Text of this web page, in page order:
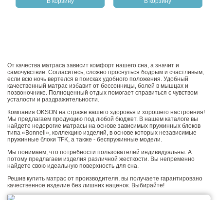
От качества матраса зависит комфорт нашего сна, а значит и
самочувствие. Согласитесь, сложно проснуться бодрым и счастливым,
если всю ночь вертелся в поисках удобного положения. Удобный
качественный матрас избавит от бессонницы, болей в мышцах и
позвоночнике. Полноценный отдых помогает справиться с чувством
усталости и раздражительности.
Компания OKSON на страже вашего здоровья и хорошего настроения!
Мы предлагаем продукцию под любой бюджет. В нашем каталоге вы
найдете недорогие матрасы на основе зависимых пружинных блоков
типа «Bonnell», коллекцию изделий, в основе которых независимые
пружинные блоки TFK, а также - беспружинные модели.
Мы понимаем, что потребности пользователей индивидуальны. А
потому предлагаем изделия различной жесткости. Вы непременно
найдете свою идеальную поверхность для сна.
Решив купить матрас от производителя, вы получаете гарантировано
качественное изделие без лишних наценок. Выбирайте!